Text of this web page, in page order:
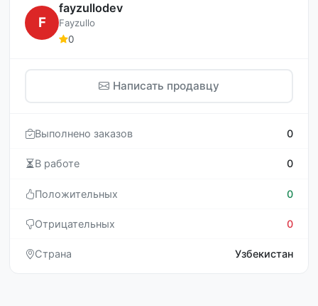
F
fayzullodev
Fayzullo
0
Написать продавцу
Выполнено заказов 0
В работе 0
Положительных 0
Отрицательных 0
Страна Узбекистан